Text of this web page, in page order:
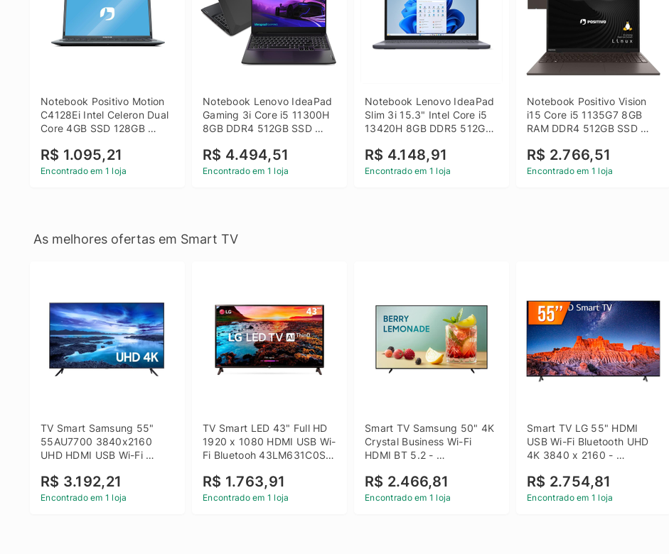
Notebook Positivo Motion
C4128Ei Intel Celeron Dual
Core 4GB SSD 128GB
R$ 1.095,21
Encontrado em 1 loja
Notebook Lenovo IdeaPad
Gaming 3i Core i5 11300H
8GB DDR4 512GB SSD
Linux - Preto
R$ 4.494,51
Encontrado em 1 loja
Notebook Lenovo IdeaPad
Slim 3i 15.3" Intel Core i5
13420H 8GB DDR5 512GB
R$ 4.148,91
Encontrado em 1 loja
Notebook Positivo Vision
i15 Core i5 1135G7 8GB
RAM DDR4 512GB SSD
R$ 2.766,51
Encontrado em 1 loja
As melhores ofertas em Smart TV
TV Smart Samsung 55"
55AU7700 3840x2160
UHD HDMI USB Wi-Fi
R$ 3.192,21
Encontrado em 1 loja
TV Smart LED 43" Full HD
1920 x 1080 HDMI USB Wi-
Fi Bluetooh 43LM631C0SB
R$ 1.763,91
Encontrado em 1 loja
Smart TV Samsung 50" 4K
Crystal Business Wi-Fi
HDMI BT 5.2 -
R$ 2.466,81
Encontrado em 1 loja
Smart TV LG 55" HDMI
USB Wi-Fi Bluetooth UHD
4K 3840 x 2160 -
R$ 2.754,81
Encontrado em 1 loja